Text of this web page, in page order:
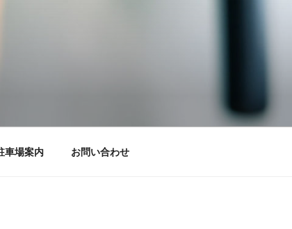
車場案内 お問い合わせ